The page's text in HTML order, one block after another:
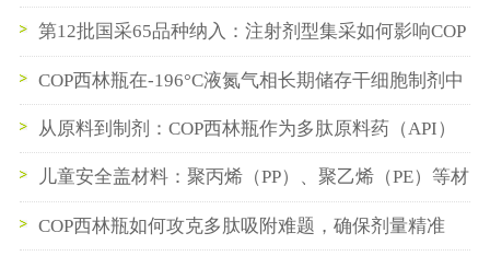
即插即用
第12批国采65品种纳入：注射剂型集采如何影响COP
西林瓶与预灌封供应链
COP西林瓶在-196°C液氮气相长期储存干细胞制剂中
的性能验证
从原料到制剂：COP西林瓶作为多肽原料药（API）
中间储存容器的最佳实践
儿童安全盖材料：聚丙烯（PP）、聚乙烯（PE）等材
料的性能对比与选择策略
COP西林瓶如何攻克多肽吸附难题，确保剂量精准